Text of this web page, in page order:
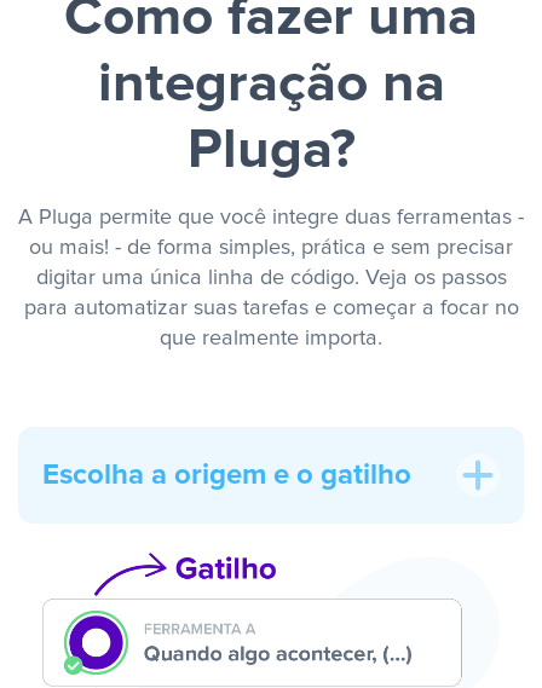
Como fazer uma
integração na
Pluga?
A Pluga permite que você integre duas ferramentas -
ou mais! - de forma simples, prática e sem precisar
digitar uma única linha de código. Veja os passos
para automatizar suas tarefas e começar a focar no
que realmente importa.
Escolha a origem e o gatilho